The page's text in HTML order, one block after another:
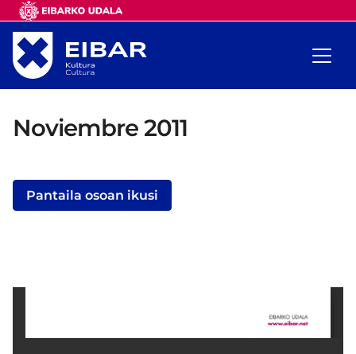
Noviembre 2011
Pantaila osoan ikusi